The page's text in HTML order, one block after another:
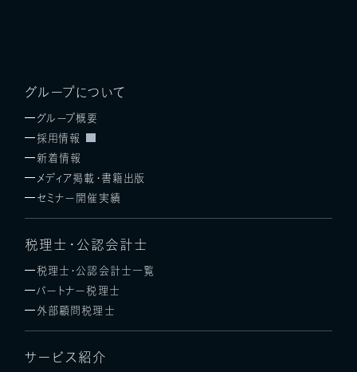
グループについて
グループ概要
採用情報
新着情報
メディア掲載・書籍出版
セミナー開催実績
税理士・公認会計士
税理士・公認会計士一覧
パートナー税理士
外部顧問税理士
サービス紹介